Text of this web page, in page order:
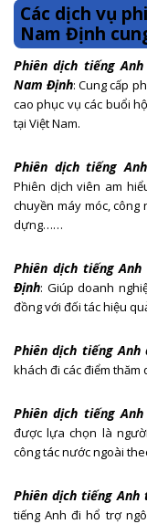
Các dịch vụ
Nam Định
Phiên dịch tiếng
Nam Định: Cung cấp
cao phục vụ các buổi
tại Việt Nam.
Phiên dịch tiếng
Phiên dịch viên am
chuyền máy móc, công
dựng……
Phiên dịch tiếng
Định: Giúp doanh
đồng với đối tác hiệu
Phiên dịch tiếng
khách đi các điểm thăm
Phiên dịch tiếng
được lựa chọn là
công tác nước ngoài
Phiên dịch tiếng
tiếng Anh đi hổ trợ